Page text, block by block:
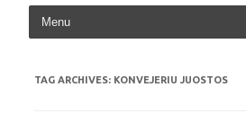
Skip to
TAG ARCHIVES: KONVEJERIU JUOSTOS